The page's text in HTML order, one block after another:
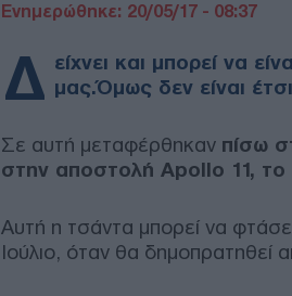
Ενημερώθηκε: 20/05/17 - 08:37
Δ είχνει και μπορεί να
μας.Όμως δεν είναι
Σε αυτή μεταφέρθηκαν πίσω
στην αποστολή Apollo 11, το
Αυτή η τσάντα μπορεί να
Ιούλιο, όταν θα δημοπρατηθεί